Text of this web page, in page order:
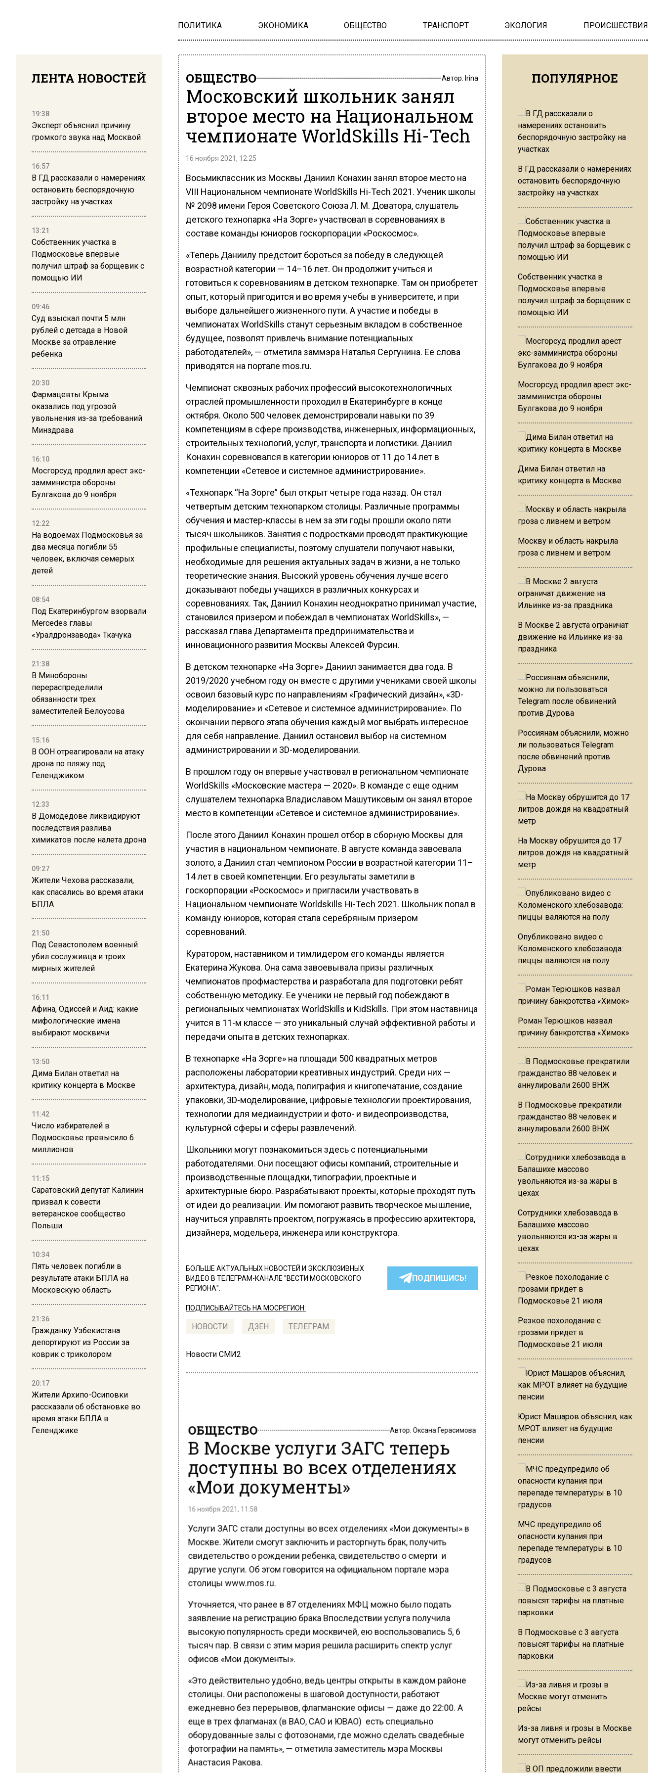
ПОЛИТИКА ЭКОНОМИКА ОБЩЕСТВО ТРАНСПОРТ ЭКОЛОГИЯ ПРОИСШЕСТВИЯ
ЛЕНТА НОВОСТЕЙ
19:38
Эксперт объяснил причину
громкого звука над Москвой
16:57
В ГД рассказали о намерениях
остановить беспорядочную
застройку на участках
13:21
Собственник участка в
Подмосковье впервые
получил штраф за борщевик с
помощью ИИ
09:46
Суд взыскал почти 5 млн
рублей с детсада в Новой
Москве за отравление
ребенка
20:30
Фармацевты Крыма
оказались под угрозой
увольнения из-за требований
Минздрава
16:10
Мосгорсуд продлил арест экс-
замминистра обороны
Булгакова до 9 ноября
12:22
На водоемах Подмосковья за
два месяца погибли 55
человек, включая семерых
детей
08:54
Под Екатеринбургом взорвали
Mercedes главы
«Уралдронзавода» Ткачука
21:38
В Минобороны
перераспределили
обязанности трех
заместителей Белоусова
15:16
В ООН отреагировали на атаку
дрона по пляжу под
Геленджиком
12:33
В Домодедове ликвидируют
последствия разлива
химикатов после налета дрона
09:27
Жители Чехова рассказали,
как спасались во время атаки
БПЛА
21:50
Под Севастополем военный
убил сослуживца и троих
мирных жителей
16:11
Афина, Одиссей и Аид: какие
мифологические имена
выбирают москвичи
13:50
Дима Билан ответил на
критику концерта в Москве
11:42
Число избирателей в
Подмосковье превысило 6
миллионов
11:15
Саратовский депутат Калинин
призвал к совести
ветеранское сообщество
Польши
10:34
Пять человек погибли в
результате атаки БПЛА на
Московскую область
21:36
Гражданку Узбекистана
депортируют из России за
коврик с триколором
20:17
Жители Архипо-Осиповки
рассказали об обстановке во
время атаки БПЛА в
Геленджике
ОБЩЕСТВО Автор: Irina
Московский школьник занял
второе место на Национальном
чемпионате WorldSkills Hi-Tech
16 ноября 2021, 12:25
Восьмиклассник из Москвы Даниил Конахин занял второе место на
VIII Национальном чемпионате WorldSkills Hi-Tech 2021. Ученик школы
№ 2098 имени Героя Советского Союза Л. М. Доватора, слушатель
детского технопарка «На Зорге» участвовал в соревнованиях в
составе команды юниоров госкорпорации «Роскосмос».
«Теперь Даниилу предстоит бороться за победу в следующей
возрастной категории — 14–16 лет. Он продолжит учиться и
готовиться к соревнованиям в детском технопарке. Там он приобретет
опыт, который пригодится и во время учебы в университете, и при
выборе дальнейшего жизненного пути. А участие и победы в
чемпионатах WorldSkills станут серьезным вкладом в собственное
будущее, позволят привлечь внимание потенциальных
работодателей», — отметила заммэра Наталья Сергунина. Ее слова
приводятся на портале mos.ru.
Чемпионат сквозных рабочих профессий высокотехнологичных
отраслей промышленности проходил в Екатеринбурге в конце
октября. Около 500 человек демонстрировали навыки по 39
компетенциям в сфере производства, инженерных, информационных,
строительных технологий, услуг, транспорта и логистики. Даниил
Конахин соревновался в категории юниоров от 11 до 14 лет в
компетенции «Сетевое и системное администрирование».
«Технопарк “На Зорге” был открыт четыре года назад. Он стал
четвертым детским технопарком столицы. Различные программы
обучения и мастер-классы в нем за эти годы прошли около пяти
тысяч школьников. Занятия с подростками проводят практикующие
профильные специалисты, поэтому слушатели получают навыки,
необходимые для решения актуальных задач в жизни, а не только
теоретические знания. Высокий уровень обучения лучше всего
доказывают победы учащихся в различных конкурсах и
соревнованиях. Так, Даниил Конахин неоднократно принимал участие,
становился призером и побеждал в чемпионатах WorldSkills», —
рассказал глава Департамента предпринимательства и
инновационного развития Москвы Алексей Фурсин.
В детском технопарке «На Зорге» Даниил занимается два года. В
2019/2020 учебном году он вместе с другими учениками своей школы
освоил базовый курс по направлениям «Графический дизайн», «3D-
моделирование» и «Сетевое и системное администрирование». По
окончании первого этапа обучения каждый мог выбрать интересное
для себя направление. Даниил остановил выбор на системном
администрировании и 3D-моделировании.
В прошлом году он впервые участвовал в региональном чемпионате
WorldSkills «Московские мастера — 2020». В команде с еще одним
слушателем технопарка Владиславом Машутиковым он занял второе
место в компетенции «Сетевое и системное администрирование».
После этого Даниил Конахин прошел отбор в сборную Москвы для
участия в национальном чемпионате. В августе команда завоевала
золото, а Даниил стал чемпионом России в возрастной категории 11–
14 лет в своей компетенции. Его результаты заметили в
госкорпорации «Роскосмос» и пригласили участвовать в
Национальном чемпионате Worldskills Hi-Tech 2021. Школьник попал в
команду юниоров, которая стала серебряным призером
соревнований.
Куратором, наставником и тимлидером его команды является
Екатерина Жукова. Она сама завоевывала призы различных
чемпионатов профмастерства и разработала для подготовки ребят
собственную методику. Ее ученики не первый год побеждают в
региональных чемпионатах WorldSkills и KidSkills. При этом наставница
учится в 11-м классе — это уникальный случай эффективной работы и
передачи опыта в детских технопарках.
В технопарке «На Зорге» на площади 500 квадратных метров
расположены лаборатории креативных индустрий. Среди них —
архитектура, дизайн, мода, полиграфия и книгопечатание, создание
упаковки, 3D-моделирование, цифровые технологии проектирования,
технологии для медиаиндустрии и фото- и видеопроизводства,
культурной сферы и сферы развлечений.
Школьники могут познакомиться здесь с потенциальными
работодателями. Они посещают офисы компаний, строительные и
производственные площадки, типографии, проектные и
архитектурные бюро. Разрабатывают проекты, которые проходят путь
от идеи до реализации. Им помогают развить творческое мышление,
научиться управлять проектом, погружаясь в профессию архитектора,
дизайнера, модельера, инженера или конструктора.
БОЛЬШЕ АКТУАЛЬНЫХ НОВОСТЕЙ И ЭКСКЛЮЗИВНЫХ
ВИДЕО В ТЕЛЕГРАМ-КАНАЛЕ "ВЕСТИ МОСКОВСКОГО
РЕГИОНА".
ПОДПИШИСЬ!
ПОДПИСЫВАЙТЕСЬ НА МОСРЕГИОН:
НОВОСТИ ДЗЕН ТЕЛЕГРАМ
Новости СМИ2
ОБЩЕСТВО
В Москве услуги ЗАГС теперь
доступны во всех отделениях
«Мои документы»
16 ноября 2021, 11:58
Услуги ЗАГС стали доступны во всех отделениях «Мои документы» в
Москве. Жители смогут заключить и расторгнуть брак, получить
свидетельство о рождении ребенка, свидетельство о смерти и
другие услуги. Об этом говорится на официальном портале мэра
столицы www.mos.ru.
Уточняется, что ранее в 87 отделениях МФЦ можно было подать
заявление на регистрацию брака Впоследствии услуга получила
высокую популярность среди москвичей, ею воспользовались 5, 6
тысяч пар. В связи с этим мэрия решила расширить спектр услуг
офисов «Мои документы».
«Это действительно удобно, ведь центры открыты в каждом районе
столицы. Они расположены в шаговой доступности, работают
ежедневно без перерывов, флагманские офисы — даже до 22:00. А
еще в трех флагманах (в ВАО, САО и ЮВАО) есть специально
оборудованные залы с фотозонами, где можно сделать свадебные
фотографии на память», — отметила заместитель мэра Москвы
Анастасия Ракова.
ПОПУЛЯРНОЕ
В ГД рассказали о намерениях
остановить беспорядочную
застройку на участках
Собственник участка в
Подмосковье впервые
получил штраф за борщевик с
помощью ИИ
Мосгорсуд продлил арест экс-
замминистра обороны
Булгакова до 9 ноября
Дима Билан ответил на
критику концерта в Москве
Москву и область накрыла
гроза с ливнем и ветром
В Москве 2 августа ограничат
движение на Ильинке из-за
праздника
Россиянам объяснили, можно
ли пользоваться Telegram
после обвинений против
Дурова
На Москву обрушится до 17
литров дождя на квадратный
метр
Опубликовано видео с
Коломенского хлебозавода:
пиццы валяются на полу
Роман Терюшков назвал
причину банкротства «Химок»
В Подмосковье прекратили
гражданство 88 человек и
аннулировали 2600 ВНЖ
Сотрудники хлебозавода в
Балашихе массово
увольняются из-за жары в
цехах
Резкое похолодание с
грозами придет в
Подмосковье 21 июля
Юрист Машаров объяснил, как
МРОТ влияет на будущие
пенсии
МЧС предупредило об
опасности купания при
перепаде температуры в 10
градусов
В Подмосковье с 3 августа
повысят тарифы на платные
парковки
Из-за ливня и грозы в Москве
могут отменить рейсы